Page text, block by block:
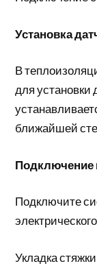
Установка
В
для установки
ближайшей
Подключение
Подключите
Укладка